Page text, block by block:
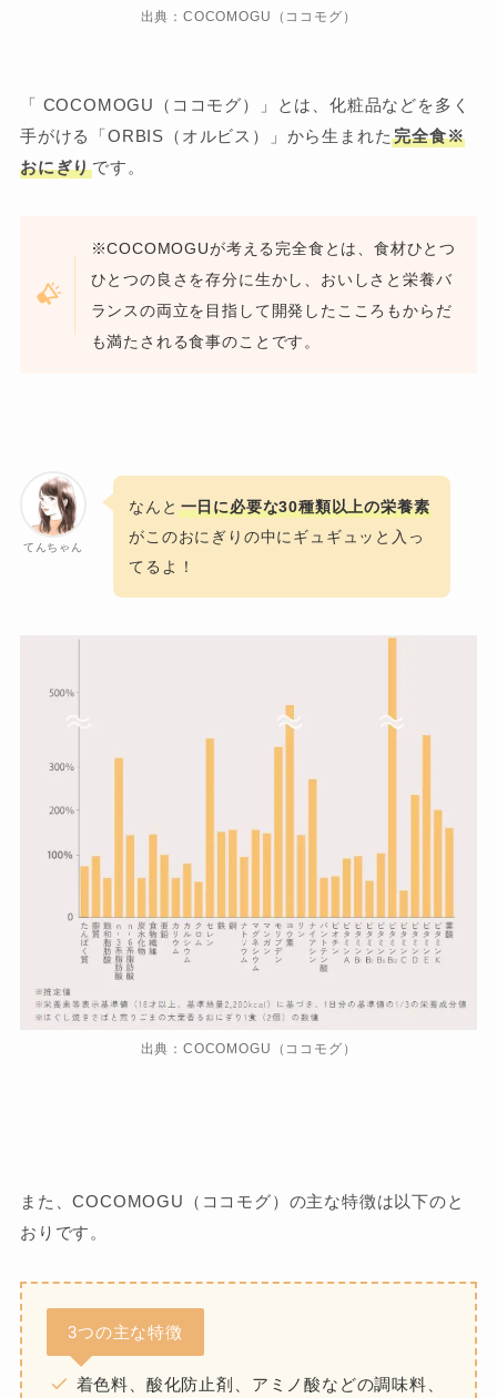
出典：COCOMOGU（ココモグ）
「 COCOMOGU（ココモグ）」とは、化粧品などを多く
手がける「ORBIS（オルビス）」から生まれた完全食※
おにぎりです。
※COCOMOGUが考える完全食とは、食材ひとつ
ひとつの良さを存分に生かし、おいしさと栄養バ
ランスの両立を目指して開発したこころもからだ
も満たされる食事のことです。
てんちゃん
なんと 一日に必要な30種類以上の栄養素
がこのおにぎりの中にギュギュッと入っ
てるよ！
出典：COCOMOGU（ココモグ）
また、COCOMOGU（ココモグ）の主な特徴は以下のと
おりです。
3つの主な特徴
着色料、酸化防止剤、アミノ酸などの調味料、